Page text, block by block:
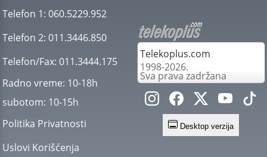
Telefon 1: 060.5229.952
Telefon 2: 011.3446.850
Telefon/Fax: 011.3444.175
Radno vreme: 10-18h
subotom: 10-15h
Politika Privatnosti
Uslovi Korišćenja
Telekoplus.com
1998-2026.
Sva prava zadržana
Desktop verzija